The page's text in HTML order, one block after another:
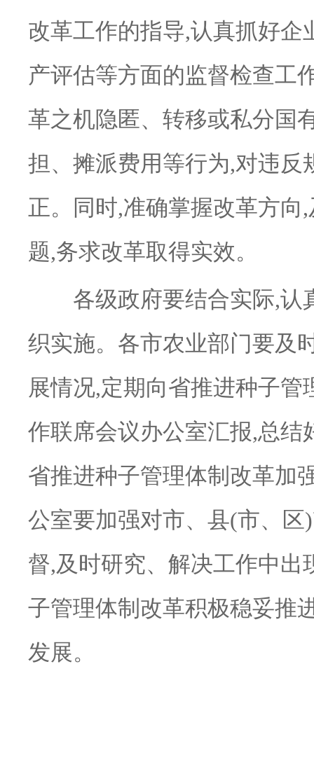
改革工作的指导,认真抓好
产评估等方面的监督检查工
革之机隐匿、转移或私分国
担、摊派费用等行为,对违反
正。同时,准确掌握改革方向
题,务求改革取得实效。
各级政府要结合实际,认
织实施。各市农业部门要及
展情况,定期向省推进种子
作联席会议办公室汇报,总
省推进种子管理体制改革加
公室要加强对市、县(市、
督,及时研究、解决工作中
子管理体制改革积极稳妥推
发展。